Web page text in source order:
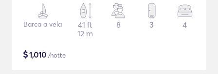
Barca a vela
41 ft
12 m
8 3 4
$1,010 /notte